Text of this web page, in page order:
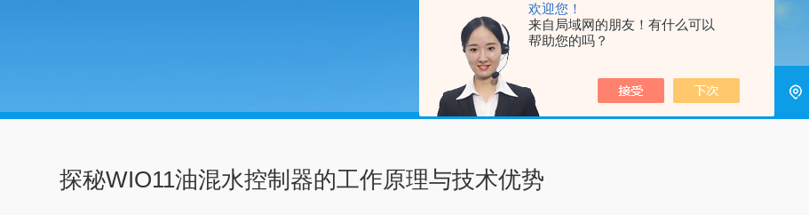
欢迎您！
来自局域网的朋友！有什么可以
帮助您的吗？
探秘WIO11油混水控制器的工作原理与技术优势